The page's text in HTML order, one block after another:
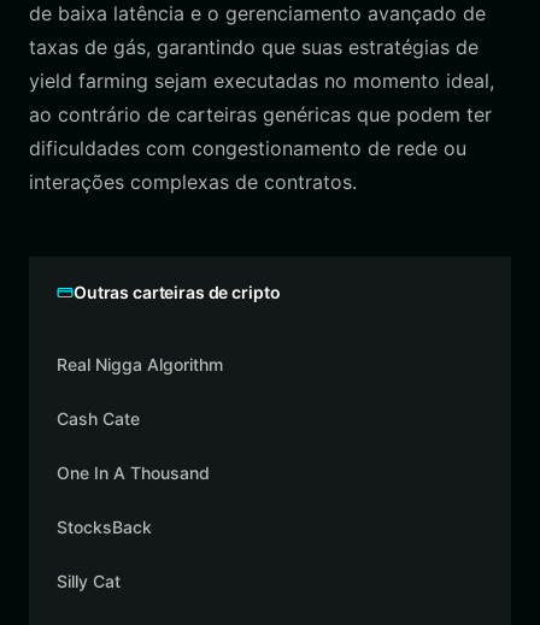
de baixa latência e o gerenciamento avançado de
taxas de gás, garantindo que suas estratégias de
yield farming sejam executadas no momento ideal,
ao contrário de carteiras genéricas que podem ter
dificuldades com congestionamento de rede ou
interações complexas de contratos.
Outras carteiras de cripto
Real Nigga Algorithm
Cash Cate
One In A Thousand
StocksBack
Silly Cat